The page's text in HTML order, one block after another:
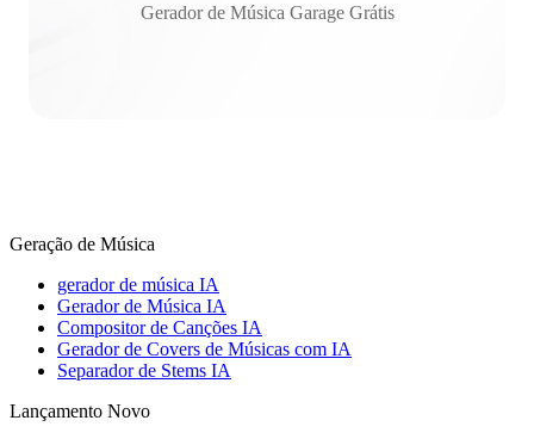
Gerador de Música Garage Grátis
Geração de Música
gerador de música IA
Gerador de Música IA
Compositor de Canções IA
Gerador de Covers de Músicas com IA
Separador de Stems IA
Lançamento Novo